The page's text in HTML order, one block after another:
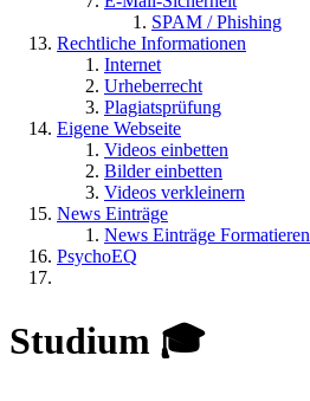
SPAM / Phishing
Rechtliche Informationen
Internet
Urheberrecht
Plagiatsprüfung
Eigene Webseite
Videos einbetten
Bilder einbetten
Videos verkleinern
News Einträge
News Einträge Formatieren
PsychoEQ
Studium 🎓